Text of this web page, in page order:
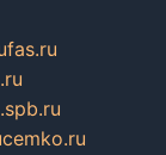
fas.ru
cemko.ru